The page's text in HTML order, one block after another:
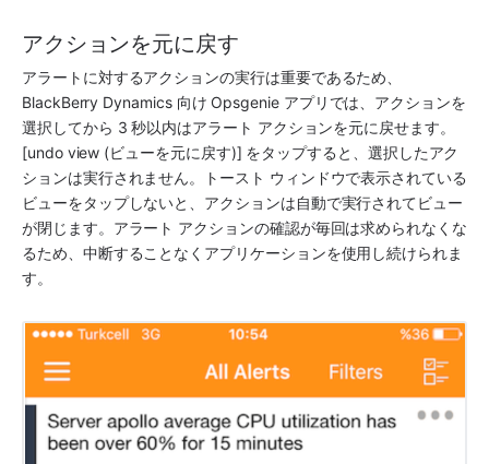
アクションを元に戻す
アラートに対するアクションの実行は重要であるため、
BlackBerry Dynamics 向け Opsgenie アプリでは、アクションを
選択してから 3 秒以内はアラート アクションを元に戻せます。
[undo view (ビューを元に戻す)] をタップすると、選択したアク
ションは実行されません。トースト ウィンドウで表示されている
ビューをタップしないと、アクションは自動で実行されてビュー
が閉じます。アラート アクションの確認が毎回は求められなくな
るため、中断することなくアプリケーションを使用し続けられま
す。